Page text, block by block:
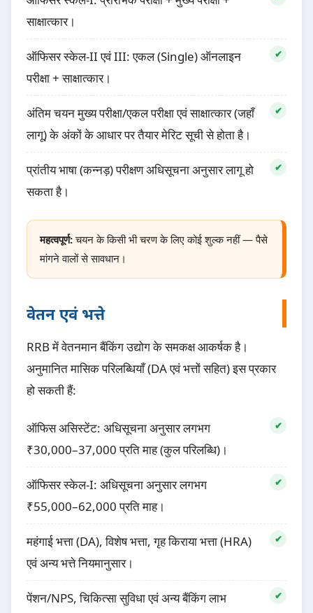
साक्षात्कार।
ऑफिसर स्केल-II एवं III: एकल (Single) ऑनलाइन
परीक्षा + साक्षात्कार।
अंतिम चयन मुख्य परीक्षा/एकल परीक्षा एवं साक्षात्कार (जहाँ
लागू) के अंकों के आधार पर तैयार मेरिट सूची से होता है।
प्रांतीय भाषा (कन्नड़) परीक्षण अधिसूचना अनुसार लागू हो
सकता है।
महत्वपूर्ण:चयन के किसी भी चरण के लिए कोई शुल्क नहीं — पैसे
मांगने वालों से सावधान।
वेतन एवं भत्ते
RRB में वेतनमान बैंकिंग उद्योग के समकक्ष आकर्षक है।
अनुमानित मासिक परिलब्धियाँ (DA एवं भत्तों सहित) इस प्रकार
हो सकती हैं:
ऑफिस असिस्टेंट: अधिसूचना अनुसार लगभग
₹30,000–37,000 प्रति माह (कुल परिलब्धि)।
ऑफिसर स्केल-I: अधिसूचना अनुसार लगभग
₹55,000–62,000 प्रति माह।
महंगाई भत्ता (DA), विशेष भत्ता, गृह किराया भत्ता (HRA)
एवं अन्य भत्ते नियमानुसार।
पेंशन/NPS, चिकित्सा सुविधा एवं अन्य बैंकिंग लाभ